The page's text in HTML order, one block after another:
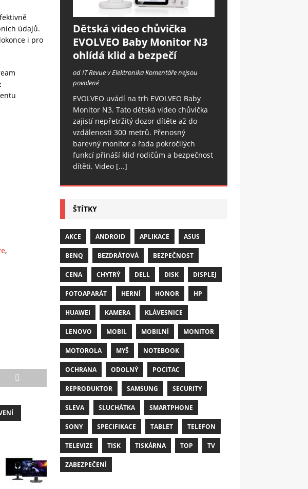
údajů.
i pro
,
Dětská video chůvička
EVOLVEO Baby Monitor N3
ohlídá klid a bezpečí
od IT Revue v ElektronikaKomentáře nejsou
povolené
EVOLVEO uvádí na trh EVOLVEO Baby
Monitor N3. Tato dětská video chůvička
zajistí nepřetržitý dozor dítěte až do
vzdálenosti 300 metrů. Přenosný
barevný monitor a řada pokročilých
funkcí přináší klid rodičům a bezpečnost
dítěti. Video [...]
ŠTÍTKY
AKCE ANDROID APLIKACE ASUS
BENQ BEZDRÁTOVÁ BEZPEČNOST
CENA CHYTRÝ DELL DISK DISPLEJ
FOTOAPARÁT HERNÍ HONOR HP
HUAWEI KAMERA KLÁVESNICE
LENOVO MOBIL MOBILNÍ MONITOR
MOTOROLA MYŠ NOTEBOOK
OCHRANA ODOLNÝ POCITAC
REPRODUKTOR SAMSUNG SECURITY
SLEVA SLUCHÁTKA SMARTPHONE
SONY SPECIFIKACE TABLET TELEFON
TELEVIZE TISK TISKÁRNA TOP TV
ZABEZPEČENÍ